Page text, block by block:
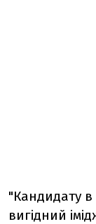
"Кандидату
вигідний